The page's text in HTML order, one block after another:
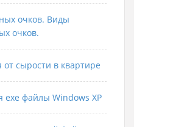
очков. Виды
очков.
от сырости в квартире
exe файлы Windows XP